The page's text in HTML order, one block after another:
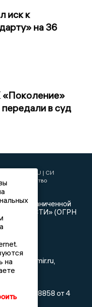
иск к
на 36
в суд
| СИ
агентство
новости»
с ограниченной
НОВОСТИ» (ОГРН
,
№ ФС77-78858 от 4
реестра
на